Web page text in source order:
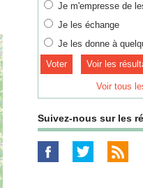
Je m'empresse de
Je les échange
Je les donne à
Voir les
Voir tous
Suivez-nous sur les